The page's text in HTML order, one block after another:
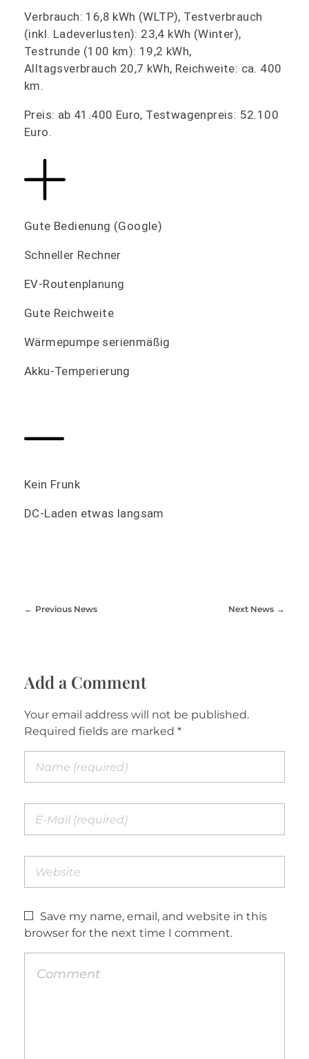
Verbrauch: 16,8 kWh (WLTP), Testverbrauch
(inkl. Ladeverlusten): 23,4 kWh (Winter),
Testrunde (100 km): 19,2 kWh,
Alltagsverbrauch 20,7 kWh, Reichweite: ca. 400
km.
Preis: ab 41.400 Euro, Testwagenpreis: 52.100
Euro.
Gute Bedienung (Google)
Schneller Rechner
EV-Routenplanung
Gute Reichweite
Wärmepumpe serienmäßig
Akku-Temperierung
Kein Frunk
DC-Laden etwas langsam
Previous News Next News
Add a Comment
Your email address will not be published.
Required fields are marked *
Save my name, email, and website in this
browser for the next time I comment.